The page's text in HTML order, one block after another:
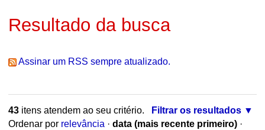
Resultado da busca
Assinar um RSS sempre atualizado.
43itens atendem ao seu critério.
Filtrar os resultados
Ordenar por relevância · data (mais recente primeiro) ·